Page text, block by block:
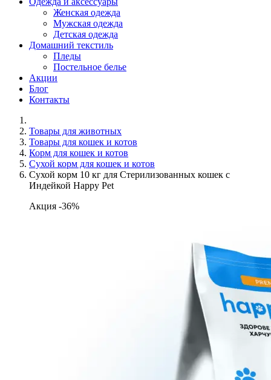
Женская одежда
Мужская одежда
Детская одежда
Домашний текстиль
Пледы
Постельное белье
Акции
Блог
Контакты
Товары для животных
Товары для кошек и котов
Корм для кошек и котов
Сухой корм для кошек и котов
Сухой корм 10 кг для Стерилизованных кошек с
Индейкой Happy Pet
Акция -36%